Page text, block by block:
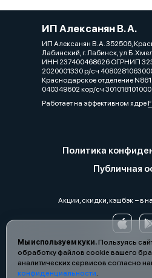
Мы используем куки.Пользуясь
обработку файлов cookie вашего
аналитических сервисов согласно
конфиденциальности.
ИП Алексанян В. А.
ИП Алексанян В. А. 352506,
Лабинский, г. Лабинск, ул
ИНН 237400468626 ОГРНИП
2020001330 р/сч
Краснодарское отделение
040349602 кор/сч
Работает на эффективном ядре
Политика
Публичная
Акции, скидки, кэшбэк − в